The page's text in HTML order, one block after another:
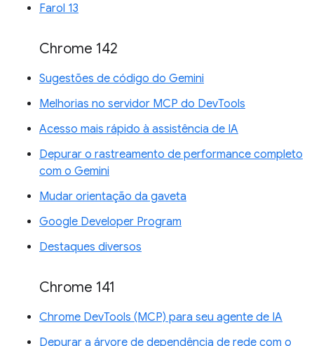
Farol 13
Chrome 142
Sugestões de código do Gemini
Melhorias no servidor MCP do DevTools
Acesso mais rápido à assistência de IA
Depurar o rastreamento de performance completo
com o Gemini
Mudar orientação da gaveta
Google Developer Program
Destaques diversos
Chrome 141
Chrome DevTools (MCP) para seu agente de IA
Depurar a árvore de dependência de rede com o